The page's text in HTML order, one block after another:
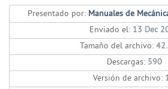
Presentado por: Manuales de
Enviado el: 13 Dec
Tamaño del archivo:
Descargas: 590
Versión de archivo: